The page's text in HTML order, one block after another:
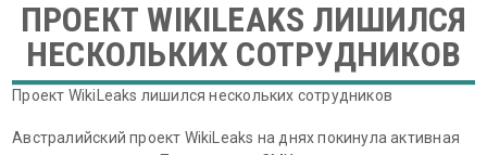
ПРОЕКТ WIKILEAKS ЛИШИЛСЯ
НЕСКОЛЬКИХ СОТРУДНИКОВ
Проект WikiLeaks лишился нескольких сотрудников
Австралийский проект WikiLeaks на днях покинула активная